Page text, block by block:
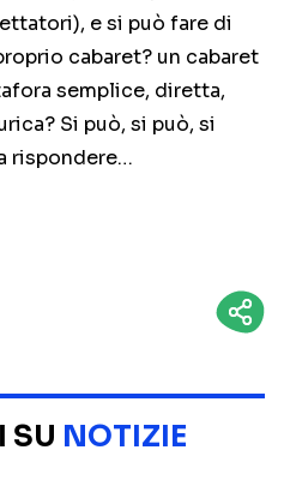
e si può fare di
cabaret? un cabaret
semplice, diretta,
Si può, si può, si
rispondere…
SU NOTIZIE